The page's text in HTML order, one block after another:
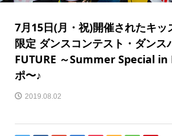
7月15日(月・祝)開催されたキッ
限定 ダンスコンテスト・ダンス
FUTURE ～Summer Special in
ポ〜♪
2019.08.02